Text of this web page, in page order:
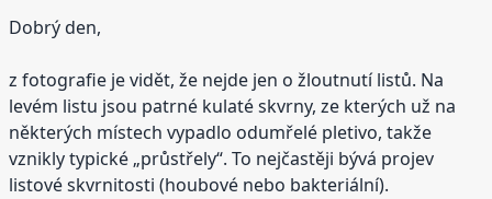
Dobrý den,
z fotografie je vidět, že nejde jen o žloutnutí listů. Na
levém listu jsou patrné kulaté skvrny, ze kterých už na
některých místech vypadlo odumřelé pletivo, takže
vznikly typické „průstřely“. To nejčastěji bývá projev
listové skvrnitosti (houbové nebo bakteriální).